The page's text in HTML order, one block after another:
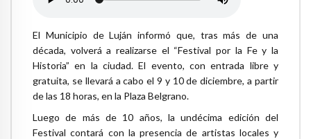
El Municipio de Luján informó que, tras más de una
década, volverá a realizarse el “Festival por la Fe y la
Historia” en la ciudad. El evento, con entrada libre y
gratuita, se llevará a cabo el 9 y 10 de diciembre, a partir
de las 18 horas, en la Plaza Belgrano.
Luego de más de 10 años, la undécima edición del
Festival contará con la presencia de artistas locales y